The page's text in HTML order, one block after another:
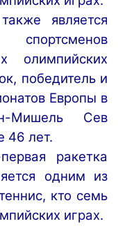
также
является
спортсменов
олимпийских
, победитель и
Европы в
-Мишель
Сев
46 лет.
первая
ракетка
одним
из
, кто семь
играх.